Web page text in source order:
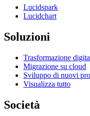
Lucidspark
Lucidchart
Soluzioni
Trasformazione
Migrazione su cloud
Sviluppo di nuovi
Visualizza tutto
Società